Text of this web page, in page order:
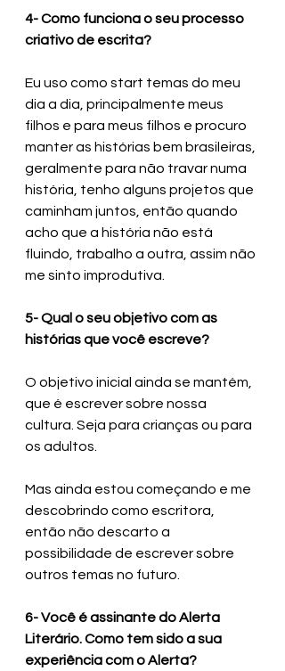
4- Como funciona o seu processo
criativo de escrita?
Eu uso como start temas do meu
dia a dia, principalmente meus
filhos e para meus filhos e procuro
manter as histórias bem brasileiras,
geralmente para não travar numa
história, tenho alguns projetos que
caminham juntos, então quando
acho que a história não está
fluindo, trabalho a outra, assim não
me sinto improdutiva.
5- Qual o seu objetivo com as
histórias que você escreve?
O objetivo inicial ainda se mantém,
que é escrever sobre nossa
cultura. Seja para crianças ou para
os adultos.
Mas ainda estou começando e me
descobrindo como escritora,
então não descarto a
possibilidade de escrever sobre
outros temas no futuro.
6- Você é assinante do Alerta
Literário. Como tem sido a sua
experiência com o Alerta?